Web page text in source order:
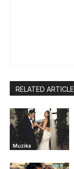
RELATED
Muzika